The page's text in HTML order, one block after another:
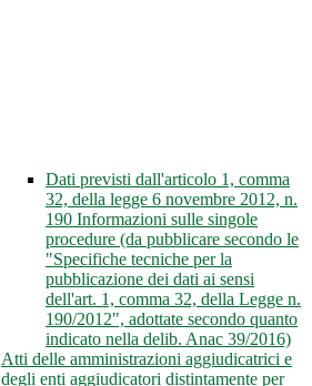
Dati previsti dall'articolo 1, comma
32, della legge 6 novembre 2012, n.
190 Informazioni sulle singole
procedure (da pubblicare secondo le
"Specifiche tecniche per la
pubblicazione dei dati ai sensi
dell'art. 1, comma 32, della Legge n.
190/2012", adottate secondo quanto
indicato nella delib. Anac 39/2016)
Atti delle amministrazioni aggiudicatrici e
degli enti aggiudicatori distintamente per